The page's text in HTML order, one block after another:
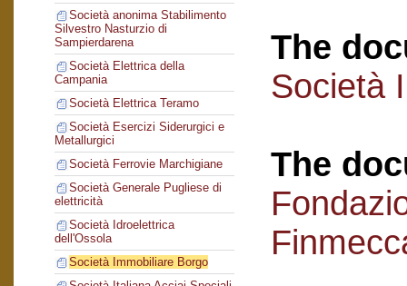
Società anonima Stabilimento
Silvestro Nasturzio di
Sampierdarena
Società Elettrica della
Campania
Società Elettrica Teramo
Società Esercizi Siderurgici e
Metallurgici
Società Ferrovie Marchigiane
Società Generale Pugliese di
elettricità
Società Idroelettrica
dell'Ossola
Società Immobiliare Borgo
The
Società
The